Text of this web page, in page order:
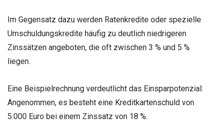
Im Gegensatz dazu werden Ratenkredite oder spezielle
Umschuldungskredite häufig zu deutlich niedrigeren
Zinssätzen angeboten, die oft zwischen 3 % und 5 %
liegen.
Eine Beispielrechnung verdeutlicht das Einsparpotenzial:
Angenommen, es besteht eine Kreditkartenschuld von
5.000 Euro bei einem Zinssatz von 18 %.